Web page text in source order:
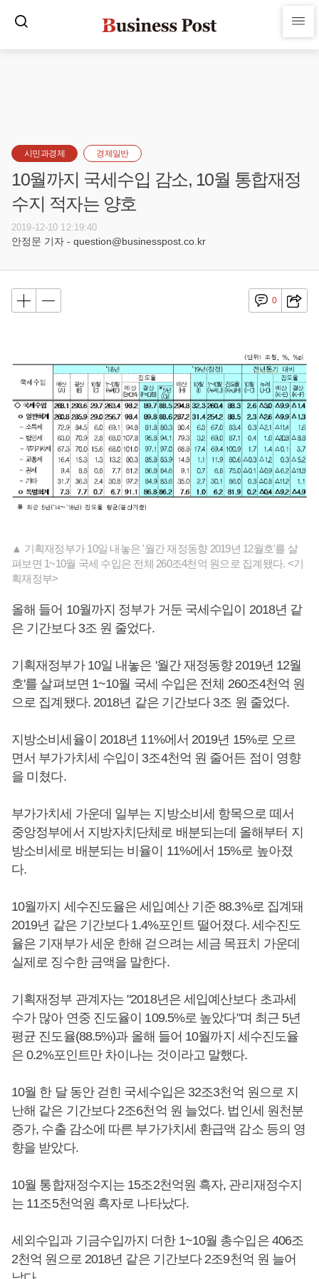
시민과경제 경제일반
10월까지 국세수입 감소, 10월 통합재정
수지 적자는 양호
2019-12-10 12:19:40
안정문 기자 - question@businesspost.co.kr
0
▲ 기획재정부가 10일 내놓은 '월간 재정동향 2019년 12월호'를 살
펴보면 1~10월 국세 수입은 전체 260조4천억 원으로 집계됐다. <기
획재정부>
올해 들어 10월까지 정부가 거둔 국세수입이 2018년 같
은 기간보다 3조 원 줄었다.
기획재정부가 10일 내놓은 '월간 재정동향 2019년 12월
호'를 살펴보면 1~10월 국세 수입은 전체 260조4천억 원
으로 집계됐다. 2018년 같은 기간보다 3조 원 줄었다.
지방소비세율이 2018년 11%에서 2019년 15%로 오르
면서 부가가치세 수입이 3조4천억 원 줄어든 점이 영향
을 미쳤다.
부가가치세 가운데 일부는 지방소비세 항목으로 떼서
중앙정부에서 지방자치단체로 배분되는데 올해부터 지
방소비세로 배분되는 비율이 11%에서 15%로 높아졌
다.
10월까지 세수진도율은 세입예산 기준 88.3%로 집계돼
2019년 같은 기간보다 1.4%포인트 떨어졌다. 세수진도
율은 기재부가 세운 한해 걷으려는 세금 목표치 가운데
실제로 징수한 금액을 말한다.
기획재정부 관계자는 "2018년은 세입예산보다 초과세
수가 많아 연중 진도율이 109.5%로 높았다"며 최근 5년
평균 진도율(88.5%)과 올해 들어 10월까지 세수진도율
은 0.2%포인트만 차이나는 것이라고 말했다.
10월 한 달 동안 걷힌 국세수입은 32조3천억 원으로 지
난해 같은 기간보다 2조6천억 원 늘었다. 법인세 원천분
증가, 수출 감소에 따른 부가가치세 환급액 감소 등의 영
향을 받았다.
10월 통합재정수지는 15조2천억원 흑자, 관리재정수지
는 11조5천억원 흑자로 나타났다.
세외수입과 기금수입까지 더한 1~10월 총수입은 406조
2천억 원으로 2018년 같은 기간보다 2조9천억 원 늘어